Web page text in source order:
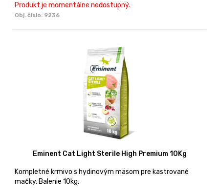
Produkt je momentálne nedostupný.
Obj. čislo: 9236
Eminent Cat Light Sterile High Premium 10Kg
Kompletné krmivo s hydinovým mäsom pre kastrované
mačky. Balenie 10kg.